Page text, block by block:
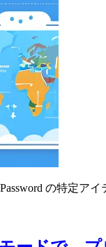
の特定アイ